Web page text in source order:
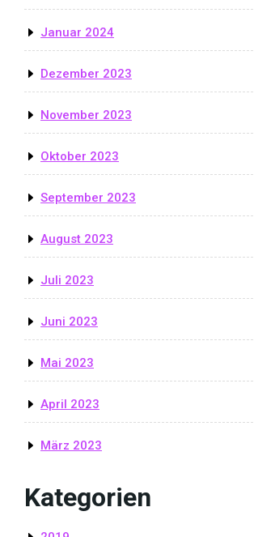
Januar 2024
Dezember 2023
November 2023
Oktober 2023
September 2023
August 2023
Juli 2023
Juni 2023
Mai 2023
April 2023
März 2023
Kategorien